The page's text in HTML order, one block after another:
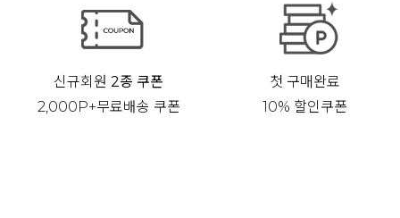
신규회원2종 쿠폰
2,000P+무료배송 쿠폰
첫 구매완료
10% 할인쿠폰